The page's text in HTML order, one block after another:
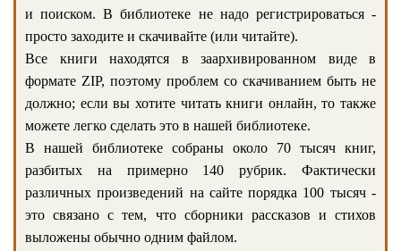
и поиском. В библиотеке не надо регистрироваться -
просто заходите и скачивайте (или читайте).
Все книги находятся в заархивированном виде в
формате ZIP, поэтому проблем со скачиванием быть не
должно; если вы хотите читать книги онлайн, то также
можете легко сделать это в нашей библиотеке.
В нашей библиотеке собраны около 70 тысяч книг,
разбитых на примерно 140 рубрик. Фактически
различных произведений на сайте порядка 100 тысяч -
это связано с тем, что сборники рассказов и стихов
выложены обычно одним файлом.